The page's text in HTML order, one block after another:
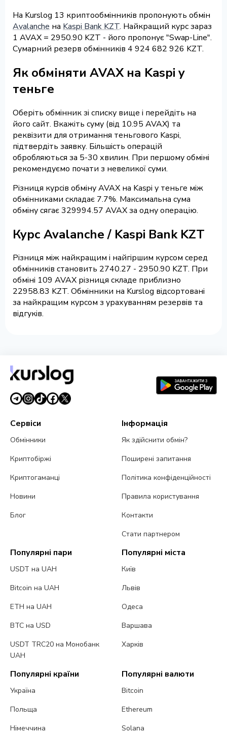
На Kurslog 13 криптообмінників пропонують обмін
Avalanche на Kaspi Bank KZT. Найкращий курс зараз
1 AVAX = 2950.90 KZT - його пропонує "Swap-Line".
Сумарний резерв обмінників 4 924 682 926 KZT.
Як обміняти AVAX на Kaspi у
теньге
Оберіть обмінник зі списку вище і перейдіть на
його сайт. Вкажіть суму (від 10.95 AVAX) та
реквізити для отримання теньгового Kaspi,
підтвердіть заявку. Більшість операцій
обробляються за 5-30 хвилин. При першому обміні
рекомендуємо почати з невеликої суми.
Різниця курсів обміну AVAX на Kaspi у теньге між
обмінниками складає 7.7%. Максимальна сума
обміну сягає 329994.57 AVAX за одну операцію.
Курс Avalanche / Kaspi Bank KZT
Різниця між найкращим і найгіршим курсом серед
обмінників становить 2740.27 - 2950.90 KZT. При
обміні 109 AVAX різниця складе приблизно
22958.83 KZT. Обмінники на Kurslog відсортовані
за найкращим курсом з урахуванням резервів та
відгуків.
Сервіси
Обмінники
Криптобіржі
Криптогаманці
Новини
Блог
Інформація
Як здійснити обмін?
Поширені запитання
Політика конфіденційності
Правила користування
Контакти
Стати партнером
Популярні пари
USDT на UAH
Bitcoin на UAH
ETH на UAH
BTC на USD
USDT TRC20 на Монобанк
UAH
Популярні міста
Київ
Львів
Одеса
Варшава
Харків
Популярні країни
Україна
Польща
Німеччина
Популярні валюти
Bitcoin
Ethereum
Solana